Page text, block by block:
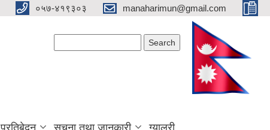
०५७-४१९३०३ manaharimun@gmail.com
प्रतिबेदन सूचना तथा जानकारी ग्यालरी